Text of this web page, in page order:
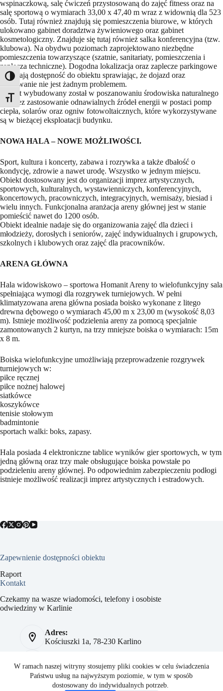
Toggle High Contrast
Toggle Font size
W ramach naszej witryny stosujemy pliki cookies w celu świadczenia
Państwu usług na najwyższym poziomie, w tym w sposób
dostosowany do indywidualnych potrzeb.
wspinaczkową, salę ćwiczeń przystosowaną do zajęć fitness oraz na
salę sportową o wymiarach 33,00 x 47,40 m wraz z widownią dla 523
osób. Tutaj również znajdują się pomieszczenia biurowe, w których
ulokowano gabinet doradztwa żywieniowego oraz gabinet
kosmetologiczny. Znajduje się tutaj również salka konferencyjna (tzw.
klubowa). Na obydwu poziomach zaprojektowano niezbędne
pomieszczenia towarzyszące (szatnie, sanitariaty, pomieszczenia i
zaplecza techniczne). Dogodna lokalizacja oraz zaplecze parkingowe
ułatwiają dostępność do obiektu sprawiając, że dojazd oraz
parkowanie nie jest żadnym problemem.
Obiekt wybudowany został w poszanowaniu środowiska naturalnego
poprzez zastosowanie odnawialnych źródeł energii w postaci pomp
ciepła, solarów oraz ogniw fotowoltaicznych, które wykorzystywane
są w bieżącej eksploatacji budynku.
NOWA HALA – NOWE MOŻLIWOŚCI.
Sport, kultura i koncerty, zabawa i rozrywka a także dbałość o
kondycję, zdrowie a nawet urodę. Wszystko w jednym miejscu.
Obiekt dostosowany jest do organizacji imprez artystycznych,
sportowych, kulturalnych, wystawienniczych, konferencyjnych,
koncertowych, pracowniczych, integracyjnych, wernisaży, biesiad i
wielu innych. Funkcjonalna aranżacja areny głównej jest w stanie
pomieścić nawet do 1200 osób.
Obiekt idealnie nadaje się do organizowania zajęć dla dzieci i
młodzieży, dorosłych i seniorów, zajęć indywidualnych i grupowych,
szkolnych i klubowych oraz zajęć dla pracowników.
ARENA GŁÓWNA
Hala widowiskowo – sportowa Homanit Areny to wielofunkcyjny sala
spełniająca wymogi dla rozgrywek turniejowych. W pełni
klimatyzowana arena główna posiada boisko wykonane z litego
drewna dębowego o wymiarach 45,00 m x 23,00 m (wysokość 8,03
m). Istnieje możliwość podzielenia areny za pomocą specjalnie
zamontowanych 2 kurtyn, na trzy mniejsze boiska o wymiarach: 15m
x 8 m.
Boiska wielofunkcyjne umożliwiają przeprowadzenie rozgrywek
turniejowych w:
piłce ręcznej
piłce nożnej halowej
siatkówce
koszykówce
tenisie stołowym
badmintonie
sportach walki: boks, zapasy.
Hala posiada 4 elektroniczne tablice wyników gier sportowych, w tym
jedną główną oraz trzy małe obsługujące boiska powstałe po
podzieleniu areny głównej. Po odpowiednim zabezpieczeniu podłogi
istnieje możliwość realizacji imprez artystycznych i estradowych.
Zapewnienie dostępności obiektu
Raport
Kontakt
Czekamy na wasze wiadomości, telefony i osobiste
odwiedziny w Karlinie
Adres:
Kościuszki 1a, 78-230 Karlino
784 093 041
Strona: